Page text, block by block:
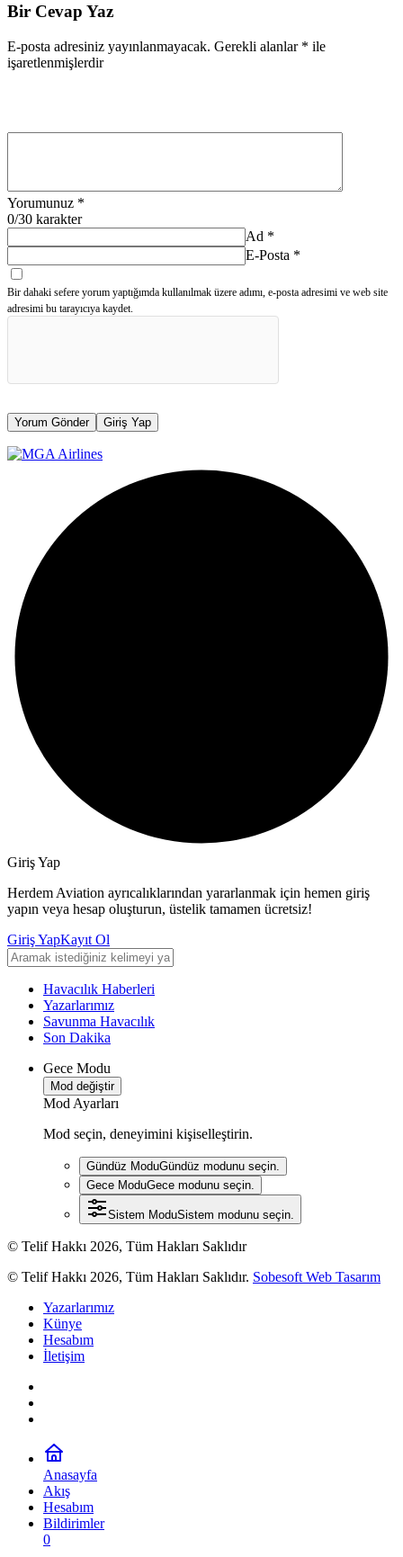
Bir Cevap Yaz
E-posta adresiniz yayınlanmayacak. Gerekli alanlar * ile
işaretlenmişlerdir
Yorumunuz *
0/30 karakter
Ad *
E-Posta *
Bir dahaki sefere yorum yaptığımda kullanılmak üzere adımı, e-posta adresimi ve web site
adresimi bu tarayıcıya kaydet.
Yorum Gönder Giriş Yap
Giriş Yap
Herdem Aviation ayrıcalıklarından yararlanmak için hemen giriş
yapın veya hesap oluşturun, üstelik tamamen ücretsiz!
Giriş YapKayıt Ol
Havacılık Haberleri
Yazarlarımız
Savunma Havacılık
Son Dakika
Gece Modu
Mod değiştir
Mod Ayarları
Mod seçin, deneyimini kişiselleştirin.
Gündüz ModuGündüz modunu seçin.
Gece ModuGece modunu seçin.
Sistem ModuSistem modunu seçin.
© Telif Hakkı 2026, Tüm Hakları Saklıdır
© Telif Hakkı 2026, Tüm Hakları Saklıdır. Sobesoft Web Tasarım
Yazarlarımız
Künye
Hesabım
İletişim
Anasayfa
Akış
Hesabım
Bildirimler
0